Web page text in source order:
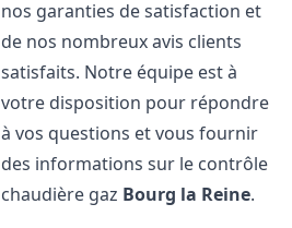
nos garanties de satisfaction et
de nos nombreux avis clients
satisfaits. Notre équipe est à
votre disposition pour répondre
à vos questions et vous fournir
des informations sur le contrôle
chaudière gaz Bourg la Reine.